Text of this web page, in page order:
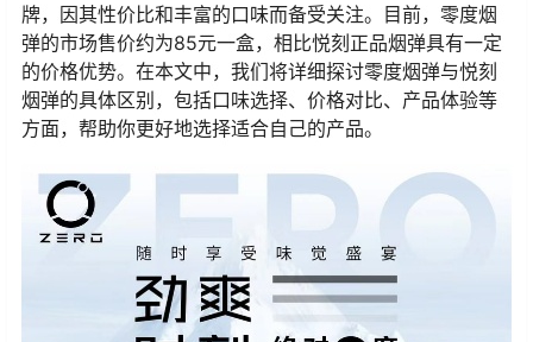
牌，因其性价比和丰富的口味而备受关注。目前，零度烟
弹的市场售价约为85元一盒，相比悦刻正品烟弹具有一定
的价格优势。在本文中，我们将详细探讨零度烟弹与悦刻
烟弹的具体区别，包括口味选择、价格对比、产品体验等
方面，帮助你更好地选择适合自己的产品。